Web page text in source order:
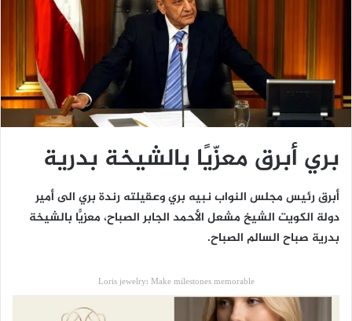
بري أبرق معزّيًا بالشيخة بدرية
أبرق رئيس مجلس النواب نبيه بري وعقيلته رندة بري الى أمير
دولة الكويت الشيخ مشعل الأحمد الجابر الصباح، معزيًّا بالشيخة
بدرية صباح السالم الصباح.
Loris jewelry: Make milestones memorable